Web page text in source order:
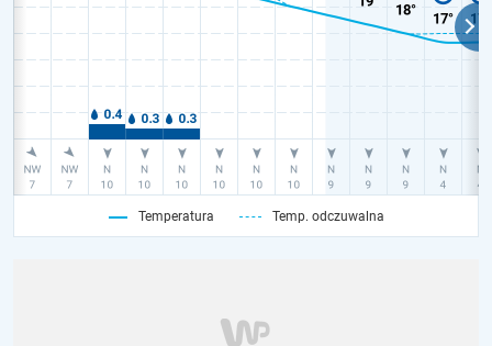
Temperatura Temp. odczuwalna